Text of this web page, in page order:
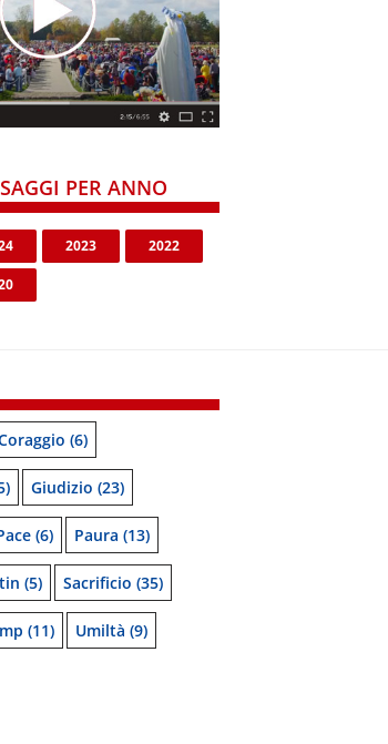
PER ANNO
2023 2022
(6)
Giudizio (23)
(6) Paura (13)
(5) Sacrificio (35)
(11) Umiltà (9)